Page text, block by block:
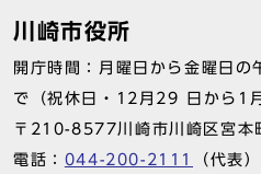
川崎市役所
開庁時間：月曜日から金曜日
で（祝休日・12月29 日から1
〒210-8577川崎市川崎区宮本
電話： 044-200-2111 （代表）